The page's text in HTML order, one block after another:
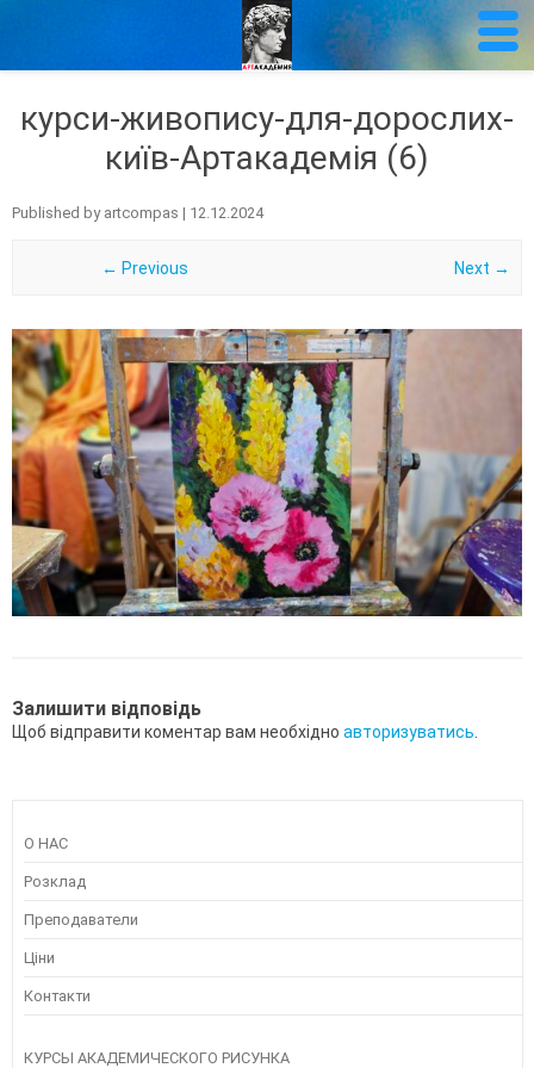
курси-живопису-для-дорослих-
київ-Артакадемія (6)
Published by artcompas | 12.12.2024
← Previous Next →
Залишити відповідь
Щоб відправити коментар вам необхідно авторизуватись
О НАС
Розклад
Преподаватели
Ціни
Контакти
КУРСЫ АКАДЕМИЧЕСКОГО РИСУНКА